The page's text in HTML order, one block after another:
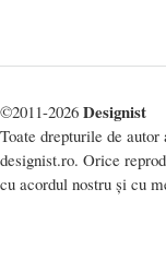
©2011-2026 Designist
Toate drepturile de
designist.ro. Orice
cu acordul nostru și cu